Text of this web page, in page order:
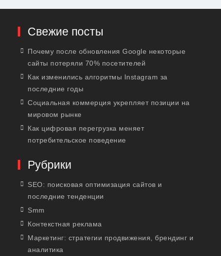
Свежие посты
Почему после обновления Google некоторые
сайты потеряли 70% посетителей
Как изменились алгоритмы Instagram за
последние годы
Социальная коммерция укрепляет позиции на
мировом рынке
Как цифровая перегрузка меняет
потребительское поведение
Рубрики
SEO: поисковая оптимизация сайтов и
последние тенденции
Smm
Контекстная реклама
Маркетинг: стратегии продвижения, брендинг и
аналитика